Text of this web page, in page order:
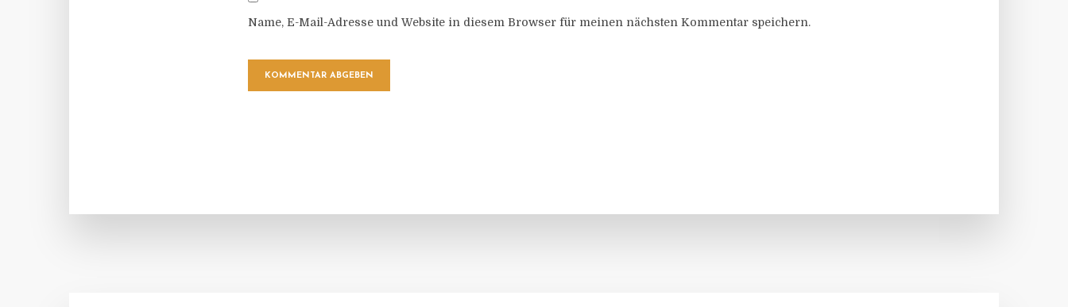
Name, E-Mail-Adresse und Website in diesem Browser für meinen nächsten Kommentar speichern.